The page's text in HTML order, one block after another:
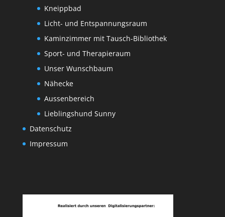
Kneippbad
Licht- und Entspannungsraum
Kaminzimmer mit Tausch-Bibliothek
Sport- und Therapieraum
Unser Wunschbaum
Nähecke
Aussenbereich
Lieblingshund Sunny
Datenschutz
Impressum